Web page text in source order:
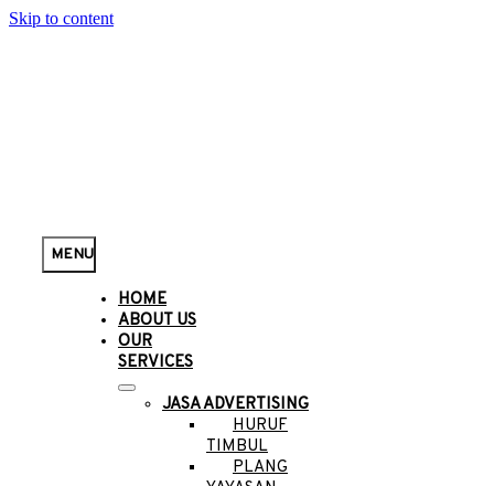
Skip to content
MENU
HOME
ABOUT US
OUR
SERVICES
JASA ADVERTISING
HURUF
TIMBUL
PLANG